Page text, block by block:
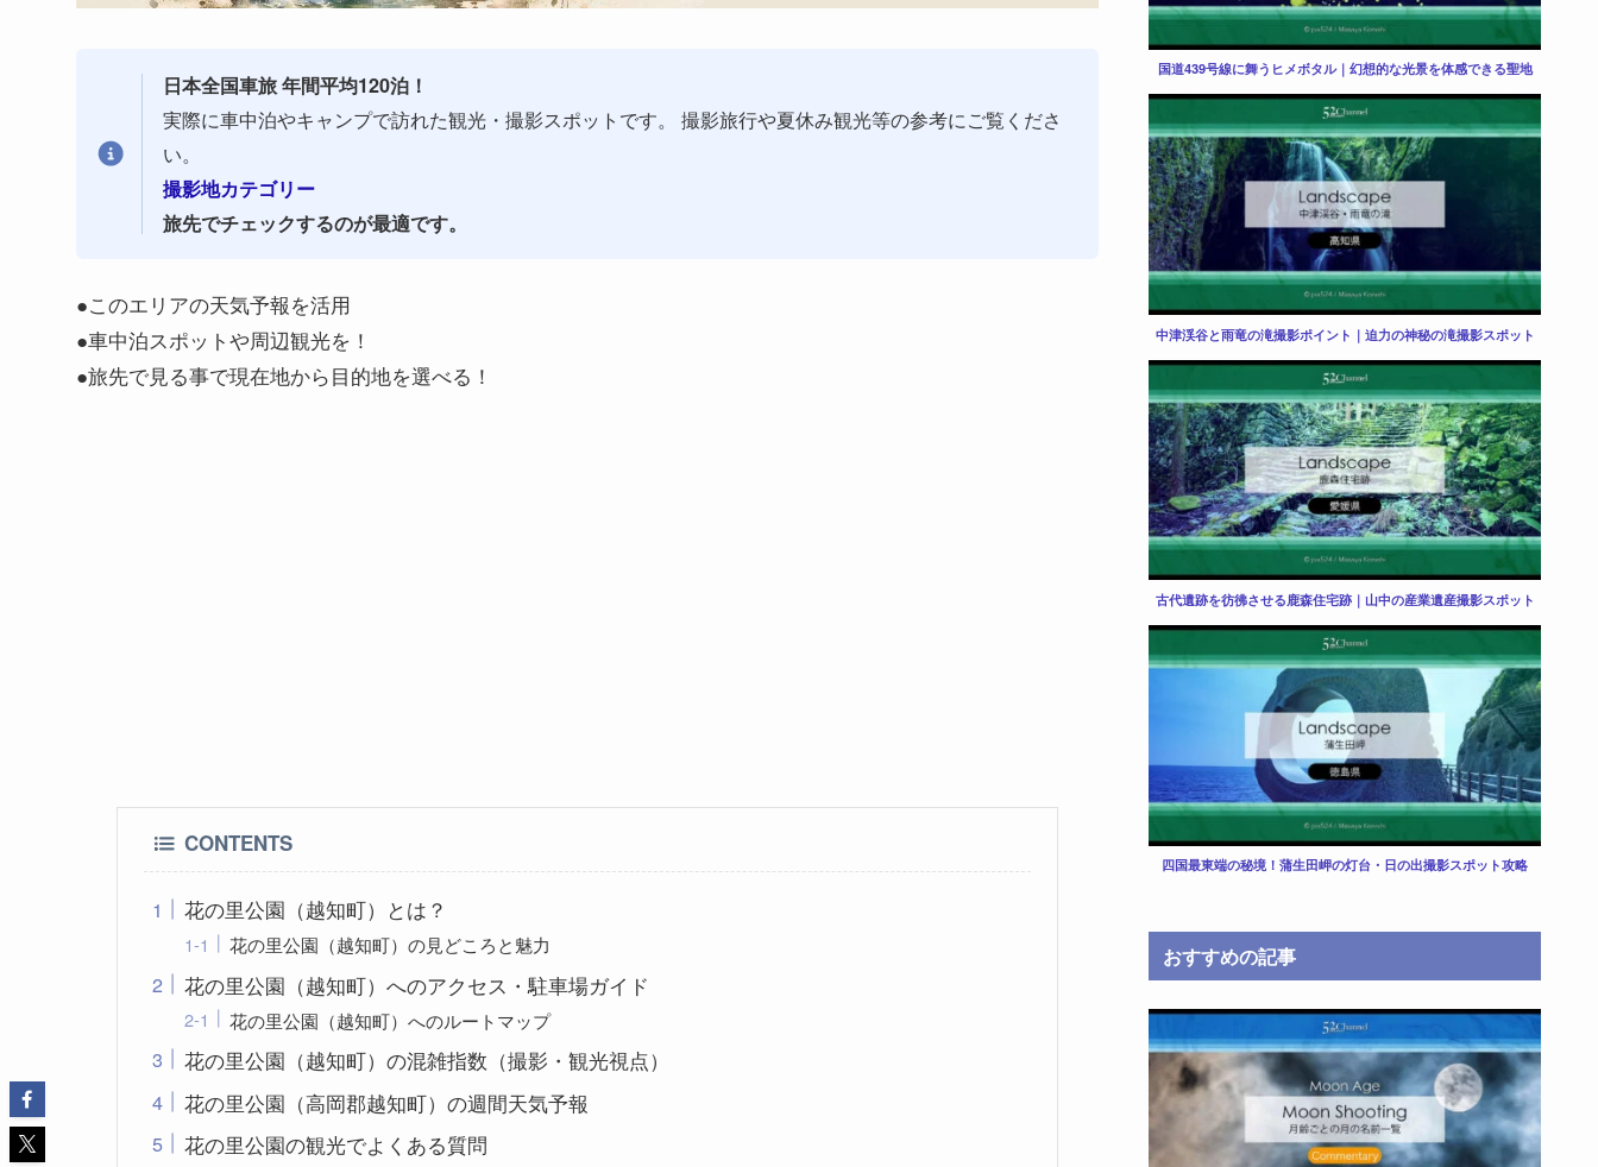
日本全国車旅 年間平均120泊！
実際に車中泊やキャンプで訪れた観光・撮影スポットです。 撮影旅行や夏休み観光等の参考にご覧くださ
い。
撮影地カテゴリー
旅先でチェックするのが最適です。
●このエリアの天気予報を活用
●車中泊スポットや周辺観光を！
●旅先で見る事で現在地から目的地を選べる！
CONTENTS
花の里公園（越知町）とは？
花の里公園（越知町）の見どころと魅力
花の里公園（越知町）へのアクセス・駐車場ガイド
花の里公園（越知町）へのルートマップ
花の里公園（越知町）の混雑指数（撮影・観光視点）
花の里公園（高岡郡越知町）の週間天気予報
花の里公園の観光でよくある質問
国道439号線に舞うヒメボタル｜幻想的な光景を体感できる聖地
中津渓谷と雨竜の滝撮影ポイント｜迫力の神秘の滝撮影スポット
古代遺跡を彷彿させる鹿森住宅跡｜山中の産業遺産撮影スポット
四国最東端の秘境！蒲生田岬の灯台・日の出撮影スポット攻略
おすすめの記事